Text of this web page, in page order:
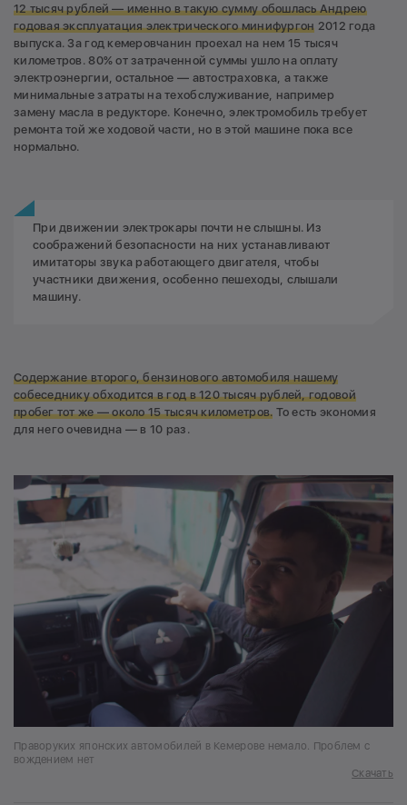
12 тысяч рублей — именно в такую сумму обошлась Андрею
годовая эксплуатация электрического минифургон 2012 года
выпуска. За год кемеровчанин проехал на нем 15 тысяч
километров. 80% от затраченной суммы ушло на оплату
электроэнергии, остальное — автостраховка, а также
минимальные затраты на техобслуживание, например
замену масла в редукторе. Конечно, электромобиль требует
ремонта той же ходовой части, но в этой машине пока все
нормально.
При движении электрокары почти не слышны. Из
соображений безопасности на них устанавливают
имитаторы звука работающего двигателя, чтобы
участники движения, особенно пешеходы, слышали
машину.
Содержание второго, бензинового автомобиля нашему
собеседнику обходится в год в 120 тысяч рублей, годовой
пробег тот же —около 15 тысяч километров. То есть экономия
для него очевидна — в 10 раз.
Праворуких японских автомобилей в Кемерове немало. Проблем с
вождением нет
Скачать